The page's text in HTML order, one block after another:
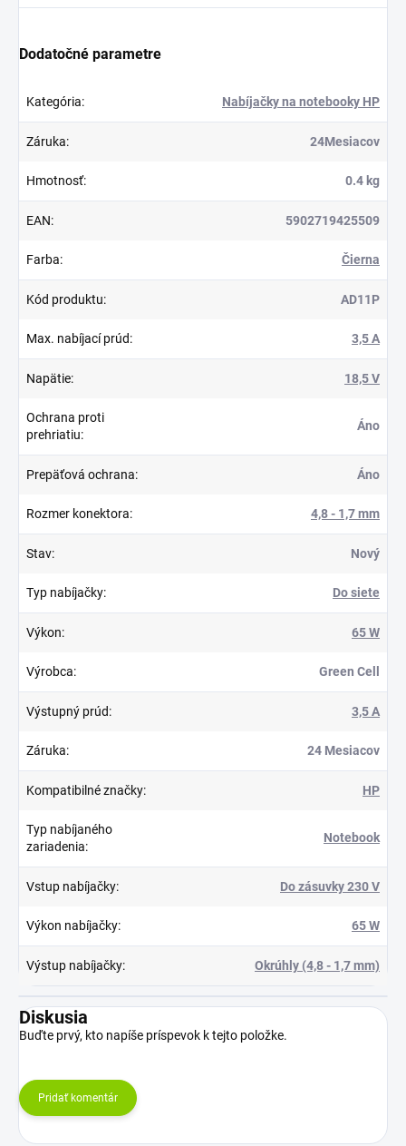
Dodatočné parametre
Kategória: Nabíjačky na notebooky HP
Záruka: 24Mesiacov
Hmotnosť: 0.4 kg
EAN: 5902719425509
Farba: Čierna
Kód produktu: AD11P
Max. nabíjací prúd: 3,5 A
Napätie: 18,5 V
Ochrana proti
prehriatiu:
Áno
Prepäťová ochrana: Áno
Rozmer konektora: 4,8 - 1,7 mm
Stav: Nový
Typ nabíjačky: Do siete
Výkon: 65 W
Výrobca: Green Cell
Výstupný prúd: 3,5 A
Záruka: 24 Mesiacov
Kompatibilné značky: HP
Typ nabíjaného
zariadenia:
Notebook
Vstup nabíjačky: Do zásuvky 230 V
Výkon nabíjačky: 65 W
Výstup nabíjačky: Okrúhly (4,8 - 1,7 mm)
Diskusia
Buďte prvý, kto napíše príspevok k tejto položke.
Pridať komentár